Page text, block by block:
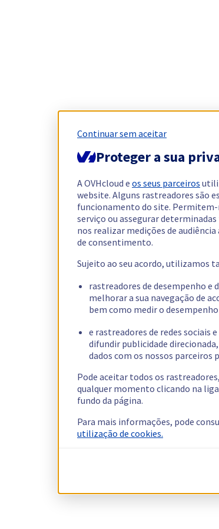
Continuar sem aceitar
Proteger a sua
A OVHcloud e os seus parceiros
website. Alguns rastreadores são
funcionamento do site.
serviço ou assegurar
nos realizar medições de
de consentimento.
Sujeito ao seu acordo, utilizamos
rastreadores de desempenho e
melhorar a sua navegação de
bem como medir o
e rastreadores de redes sociais
difundir publicidade
dados com os nossos parceiros
Pode aceitar todos os
qualquer momento clicando na
fundo da página.
Para mais informações, pode
utilização de cookies.